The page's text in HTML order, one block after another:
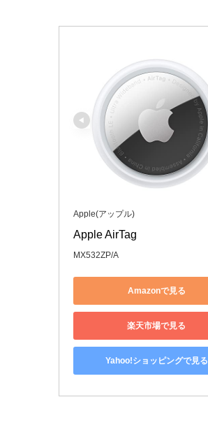
Apple(アップル)
Apple AirTag
MX532ZP/A
Amazonで見る
楽天市場で見る
Yahoo!ショッピングで見る